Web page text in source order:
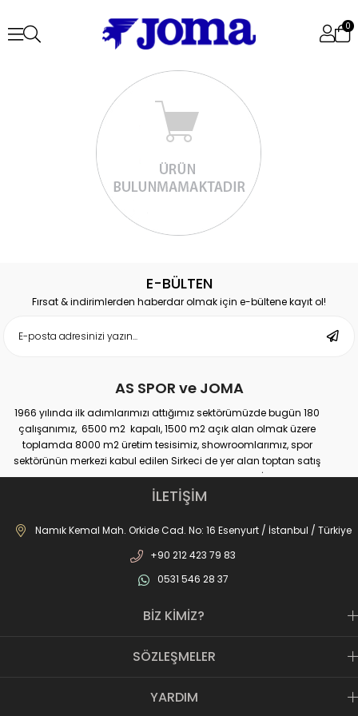
0
E-BÜLTEN
Fırsat & indirimlerden haberdar olmak için e-bültene kayıt ol!
AS SPOR ve JOMA
1966 yılında ilk adımlarımızı attığımız sektörümüzde bugün 180
çalışanımız, 6500 m2 kapalı, 1500 m2 açık alan olmak üzere
toplamda 8000 m2 üretim tesisimiz, showroomlarımız, spor
sektörünün merkezi kabul edilen Sirkeci de yer alan toptan satış
mağazamız, Türkiye genelinde yaklaşık 300 bayimiz, İstanbul’da 10
perakande mağazamız, Türkiye’ye hizmet eden e-ticaret sanal
mağazamız ile AS SPOR ailesi günden güne büyüyerek sektöre,
JOMA markası ile de Türkiye'de ülkemize hizmet etmektedir.
İLETİŞİM
Namık Kemal Mah. Orkide Cad. No: 16 Esenyurt / İstanbul / Türkiye
+90 212 423 79 83
0531 546 28 37
BİZ KİMİZ?
SÖZLEŞMELER
YARDIM